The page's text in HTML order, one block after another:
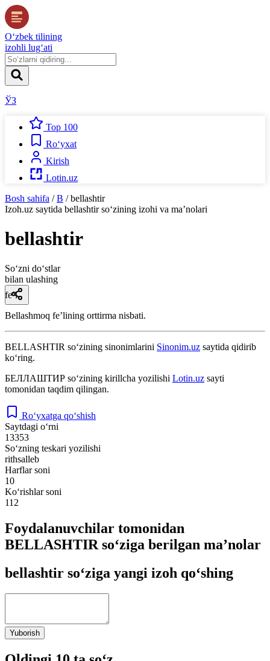
O‘zbek tilining
izohli lug‘ati
ЎЗ
Top 100
Ro‘yxat
Kirish
Lotin.uz
Bosh sahifa / B / bellashtir
Izoh.uz saytida bellashtirso‘zining izohi va ma’nolari
bellashtir
So‘zni do‘stlar
bilan ulashing
fe’l
Bellashmoq feʼlining orttirma nisbati.
BELLASHTIR so‘zining sinonimlarini Sinonim.uz saytida qidirib
ko‘ring.
БЕЛЛАШТИР so‘zining kirillcha yozilishi Lotin.uz sayti
tomonidan taqdim qilingan.
Ro‘yxatga qo‘shish
Saytdagi o‘rni
13353
So‘zning teskari yozilishi
rithsalleb
Harflar soni
10
Ko‘rishlar soni
112
Foydalanuvchilar tomonidan
BELLASHTIR so‘ziga berilgan ma’nolar
bellashtir so‘ziga yangi izoh qo‘shing
Yuborish